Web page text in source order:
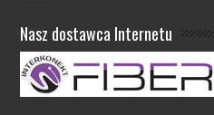
Nasz dostawca Internetu